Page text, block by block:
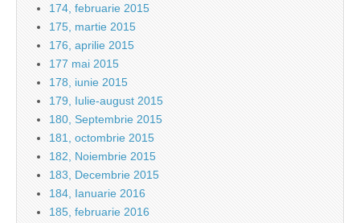
174, februarie 2015
175, martie 2015
176, aprilie 2015
177 mai 2015
178, iunie 2015
179, Iulie-august 2015
180, Septembrie 2015
181, octombrie 2015
182, Noiembrie 2015
183, Decembrie 2015
184, Ianuarie 2016
185, februarie 2016